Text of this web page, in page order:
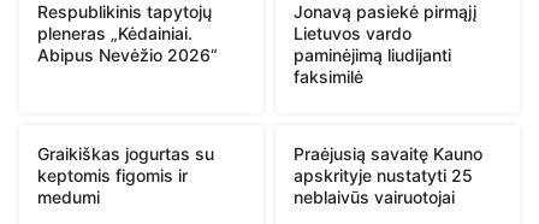
Respublikinis tapytojų
pleneras „Kėdainiai.
Abipus Nevėžio 2026“
Jonavą pasiekė pirmąjį
Lietuvos vardo
paminėjimą liudijanti
faksimilė
Graikiškas jogurtas su
keptomis figomis ir
medumi
Praėjusią savaitę Kauno
apskrityje nustatyti 25
neblaivūs vairuotojai